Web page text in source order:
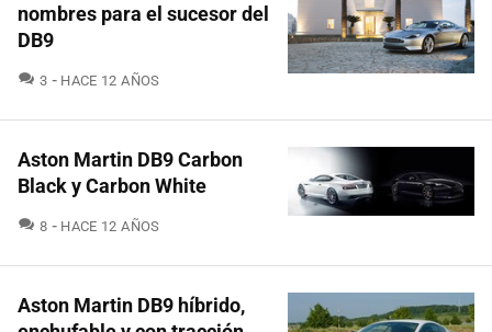
nombres para el sucesor del
DB9
3 COMENTARIOS
HACE 12 AÑOS
Aston Martin DB9 Carbon
Black y Carbon White
8 COMENTARIOS
HACE 12 AÑOS
Aston Martin DB9 híbrido,